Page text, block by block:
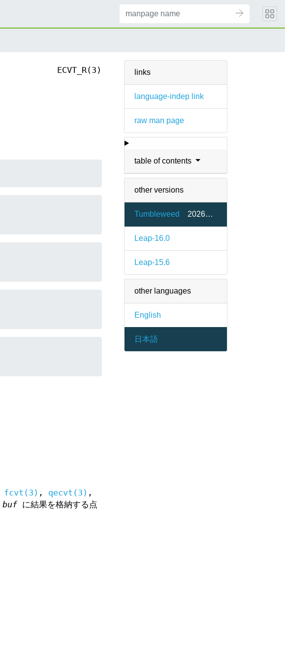
links
language-indep link
raw man page
table of contents
other versions
Tumbleweed 20260515-2.1
Leap-16.0
Leap-15.6
other languages
English
日本語
ECVT_R(3)
fcvt(3) , qecvt(3) ,
bufに結果を格納する点